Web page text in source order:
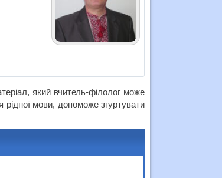
який вчитель-філолог може
рідної мови, допоможе згуртувати